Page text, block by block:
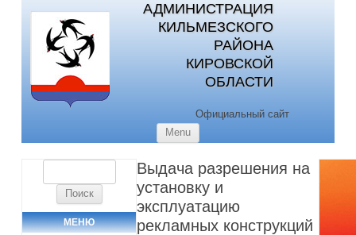
АДМИНИСТРАЦИЯ
КИЛЬМЕЗСКОГО
РАЙОНА
КИРОВСКОЙ
ОБЛАСТИ
Официальный сайт
Menu
МЕНЮ
Выдача разрешения на
установку и
эксплуатацию
рекламных конструкций